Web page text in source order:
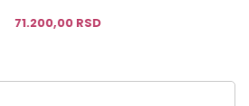
71.200,00 RSD